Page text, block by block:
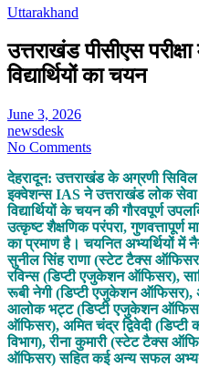
Uttarakhand
उत्तराखंड पीसीएस
विद्यार्थियों का चयन
June 3, 2026
newsdesk
No Comments
देहरादून: उत्तराखंड के अग्रणी
इक्वेशन्स IAS ने उत्तराखंड लोक सेवा
विद्यार्थियों के चयन की गौरवपूर्ण
उत्कृष्ट शैक्षणिक परंपरा, गुणवत्तापूर्ण
का प्रमाण है। चयनित अभ्यर्थियों
सुनील सिंह राणा (स्टेट टैक्स
रविन्स (डिप्टी एजुकेशन ऑफिसर),
रूबी नेगी (डिप्टी एजुकेशन ऑफिसर),
आलोक भट्ट (डिप्टी एजुकेशन
ऑफिसर), अमित चंद्र द्विवेदी
विभाग), रीना कुमारी (स्टेट टैक्स
ऑफिसर) सहित कई अन्य सफल